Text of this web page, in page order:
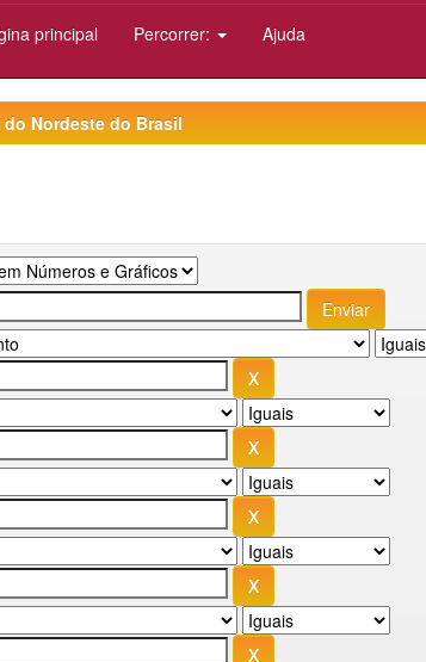
principal Percorrer: Ajuda
do Nordeste do Brasil